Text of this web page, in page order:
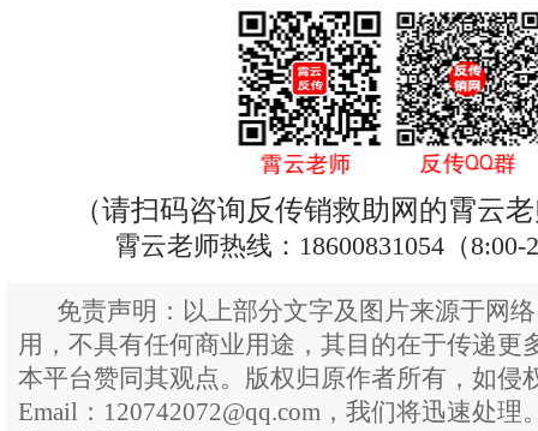
（请扫码咨询反传销救助网的霄云
霄云老师热线：18600831054（8:00-
免责声明：以上部分文字及图片来源于网
用，不具有任何商业用途，其目的在于传递更
本平台赞同其观点。版权归原作者所有，如侵
Email：120742072@qq.com，我们将迅速处